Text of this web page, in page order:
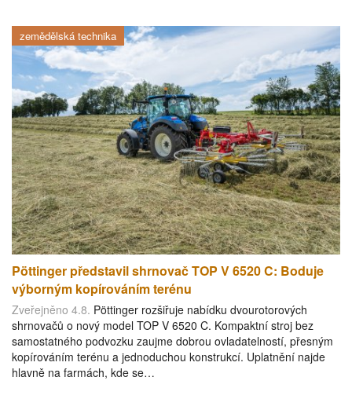
zemědělská technika
Pöttinger představil shrnovač TOP V 6520 C: Boduje
výborným kopírováním terénu
Zveřejněno 4.8. Pöttinger rozšiřuje nabídku dvourotorových
shrnovačů o nový model TOP V 6520 C. Kompaktní stroj bez
samostatného podvozku zaujme dobrou ovladatelností, přesným
kopírováním terénu a jednoduchou konstrukcí. Uplatnění najde
hlavně na farmách, kde se…